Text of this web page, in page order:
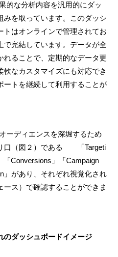
的な分析内容を汎用的にダッ
みを取っています。このダッシ
トはオンラインで管理されてお
で完結しています。データが全
れることで、定期的なデータ更
なカスタマイズにも対応でき
ートを継続して利用することが
ーディエンスを深堀するため
口（図２）である 「Targeti
「Conversions」「Campaign
」があり、それぞれ視覚化され
ス）で確認することができま
のダッシュボードイメージ